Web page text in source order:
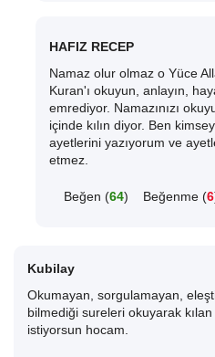
HAFIZ RECEP
Namaz olur olmaz o Yüce
Kuran'ı okuyun, anlayın,
emrediyor. Namazınızı
içinde kılın diyor. Ben
ayetlerini yazıyorum ve
etmez.
Beğen (64) Beğenme (6
Kubilay
Okumayan, sorgulamayan,
bilmediği sureleri okuyarak
istiyorsun hocam.